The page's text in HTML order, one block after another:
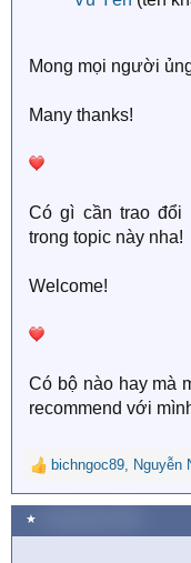
Mong mọi người
Many thanks!
Có gì cần trao đổi
trong topic này nha!
Welcome!
Có bộ nào hay mà
recommend với
R
e
a
c
bichngoc89, Nguyễn
★